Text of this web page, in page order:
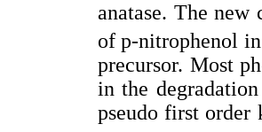
anatase. The new
of p-nitrophenol
precursor. Most
in the
pseudo first order